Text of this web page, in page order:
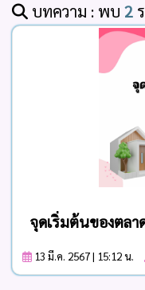
บทความ : พบ 2
จุดเริ่มต้นของตล
13 มี.ค. 2567 | 15:12 น.